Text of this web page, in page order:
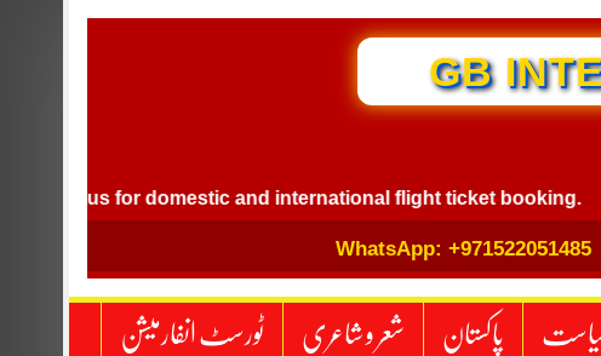
TRAVEL
us for domestic and international flight ticket booking.
WhatsApp: +971522051485
پاکستان شعر و شاعری ٹورسٹ انفارمیشن